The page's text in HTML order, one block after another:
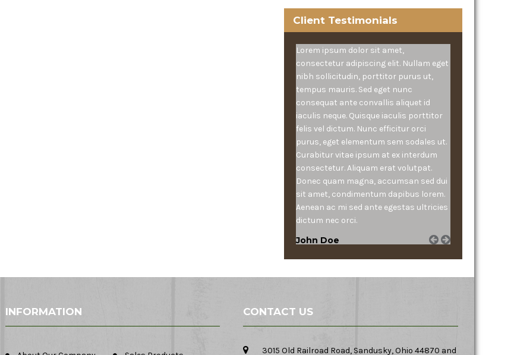
Client Testimonials
Lorem ipsum dolor sit amet,
consectetur adipiscing elit. Nullam eget
nibh sollicitudin, porttitor purus ut,
tempus mauris. Sed eget nunc
consequat ante convallis aliquet id
iaculis neque. Quisque iaculis porttitor
felis vel dictum. Nunc efficitur orci
purus, eget elementum sem sodales ut.
Curabitur vitae ipsum at ex interdum
consectetur. Aliquam erat volutpat.
Donec quam magna, accumsan sed dui
sit amet, condimentum dapibus lorem.
Aenean ac mi sed ante egestas ultricies
dictum nec orci.
John Doe
INFORMATION CONTACT US
3015 Old Railroad Road, Sandusky, Ohio 44870 and